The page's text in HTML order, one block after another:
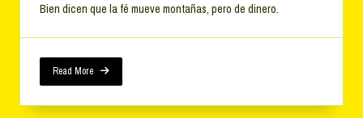
Bien dicen que la fé mueve montañas, pero de dinero.
Read More